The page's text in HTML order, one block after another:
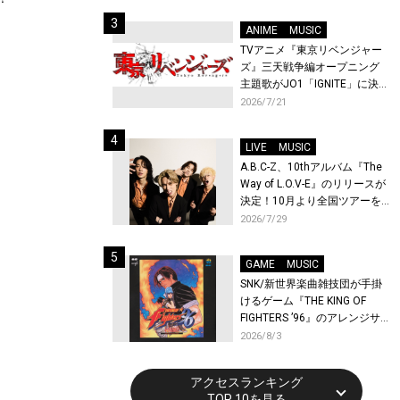
ANIME
MUSIC
TVアニメ『東京リベンジャー
ズ』三天戦争編オープニング
主題歌がJO1「IGNITE」に決
定！メンバー全員から喜びと
先行上映会を開催！
2026/7/21
LIVE
MUSIC
A.B.C-Z、10thアルバム『The
Way of L.O.V-E』のリリースが
決定！10月より全国ツアーを
開催！
2026/7/29
GAME
MUSIC
SNK/新世界楽曲雑技団が手掛
けるゲーム『THE KING OF
FIGHTERS ’96』のアレンジサ
ウンドトラックが配信開始！
2026/8/3
アクセスランキング